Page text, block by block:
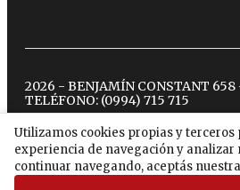
Utilizamos cookies propias y
experiencia de navegación y analizar
continuar navegando, aceptás nuestra
2026 - BENJAMÍN CONSTANT
TELÉFONO: (0994) 715 715
twitterinstagram
facebook
tiktok